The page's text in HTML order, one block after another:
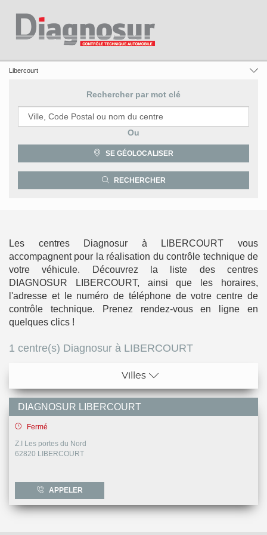
France
Hauts-De-France
Libercourt
Rechercher par mot clé
Requête
Ou
SE GÉOLOCALISER
RECHERCHER
Les centres Diagnosur à LIBERCOURT vous
accompagnent pour la réalisation du contrôle technique de
votre véhicule. Découvrez la liste des centres
DIAGNOSUR LIBERCOURT, ainsi que les horaires,
l'adresse et le numéro de téléphone de votre centre de
contrôle technique. Prenez rendez-vous en ligne en
quelques clics !
1 centre(s) Diagnosur à LIBERCOURT
Villes
Berck
Lens
Libercourt
DIAGNOSUR LIBERCOURT
Fermé
Z.I Les portes du Nord
62820 LIBERCOURT
APPELER